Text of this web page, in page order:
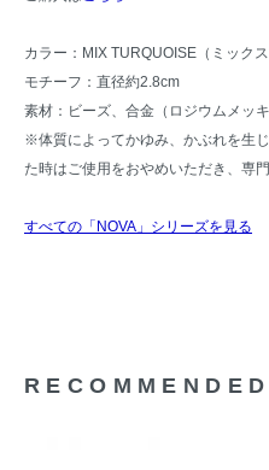
カラー：MIX TURQUOISE（ミックス
モチーフ：直径約2.8cm
素材：ビーズ、合金（ロジウムメッキ
※体質によってかゆみ、かぶれを生
た時はご使用をおやめいただき、専
すべての「NOVA」シリーズを見る